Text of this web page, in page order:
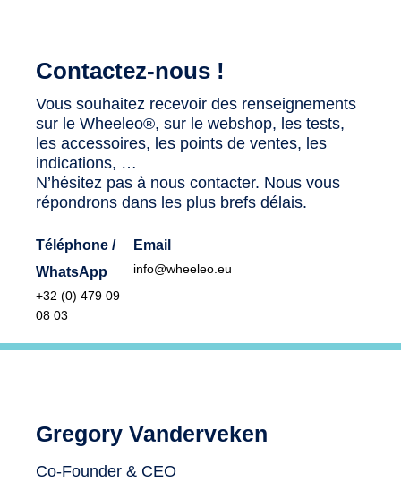
Contactez-nous !
Vous souhaitez recevoir des renseignements
sur le Wheeleo®, sur le webshop, les tests,
les accessoires, les points de ventes, les
indications, …
N’hésitez pas à nous contacter. Nous vous
répondrons dans les plus brefs délais.
Email
info@wheeleo.eu
Téléphone /
WhatsApp
+32 (0) 479 09
08 03
Gregory Vanderveken
Co-Founder & CEO